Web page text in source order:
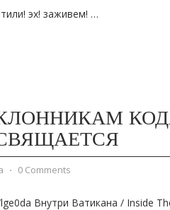
эх! заживем! …
⋅ 0 Comments
Внутри Ватикана / Inside